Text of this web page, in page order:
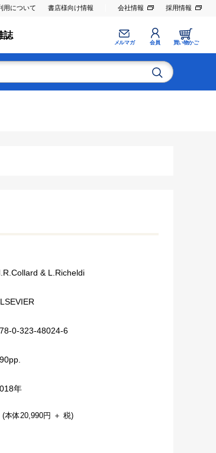
用について 書店様向け情報 会社情報 採用情報
誌
メルマガ 会員 買い物かご
& L.Richeldi
0-323-48024-6
年
(本体20,990円 ＋ 税)